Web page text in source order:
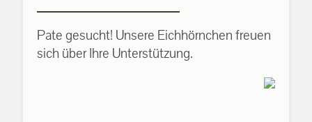
Pate gesucht! Unsere Eichhörnchen freuen
sich über Ihre Unterstützung.